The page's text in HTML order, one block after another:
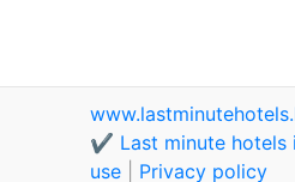
✔️ Last minute hotels
use
Privacy policy